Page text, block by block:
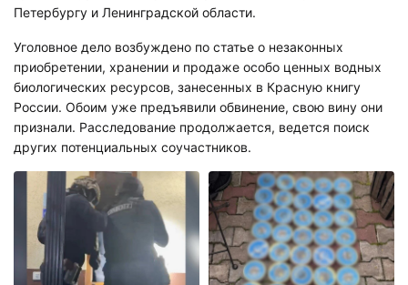
Петербургу и Ленинградской области.
Уголовное дело возбуждено по статье о незаконных
приобретении, хранении и продаже особо ценных водных
биологических ресурсов, занесенных в Красную книгу
России. Обоим уже предъявили обвинение, свою вину они
признали. Расследование продолжается, ведется поиск
других потенциальных соучастников.